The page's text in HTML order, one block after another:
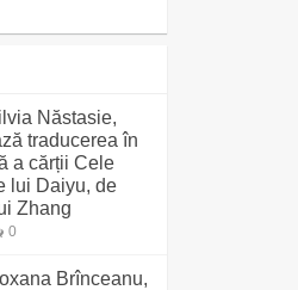
Năstasie,
traducerea în
a cărții Cele
lui Daiyu, de
Zhang
0
Brînceanu,